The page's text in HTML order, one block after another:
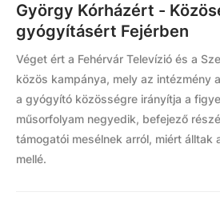
György Kórházért -
gyógyításért Fejérben
Véget ért a Fehérvár Televízió és a
közös kampánya, mely az intézmény
a gyógyító közösségre irányítja a
műsorfolyam negyedik, befejező
támogatói mesélnek arról, miért álltak
mellé.